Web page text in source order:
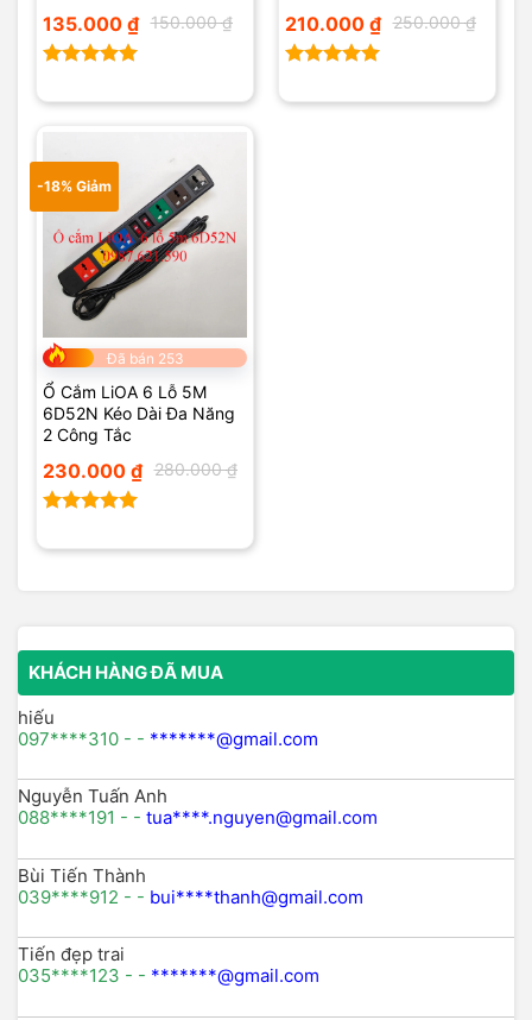
hạng5.00
150.000₫
Giá
gốc
là:
150.000 ₫.
135.000 ₫
Giá
hiện
tại
là:
hạng5.00
250.000₫
Giá
gốc
là:
250.000 ₫.
210.000 ₫
Giá
hiện
tại
là:
-18% Giảm
Đã bán 253
Ổ Cắm LiOA 6 Lỗ 5M
6D52N Kéo Dài Đa Năng
2 Công Tắc
hạng5.00
280.000₫
Giá
gốc
là:
280.000 ₫.
230.000 ₫
Giá
hiện
tại
là:
KHÁCH HÀNG ĐÃ MUA
hiếu
097****310 - - *******@gmail.com
Nguyễn Tuấn Anh
088****191 - - tua****.nguyen@gmail.com
Bùi Tiến Thành
039****912 - - bui****thanh@gmail.com
Tiến đẹp trai
035****123 - - *******@gmail.com